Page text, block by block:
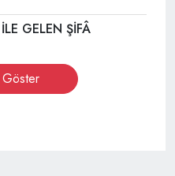
GELEN ŞİFÂ
Göster